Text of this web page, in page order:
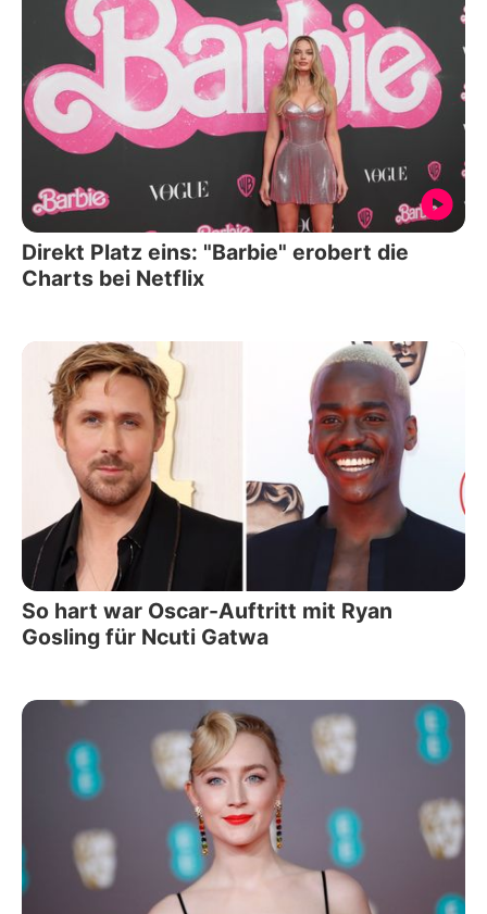
Direkt Platz eins: "Barbie" erobert die
Charts bei Netflix
So hart war Oscar-Auftritt mit Ryan
Gosling für Ncuti Gatwa